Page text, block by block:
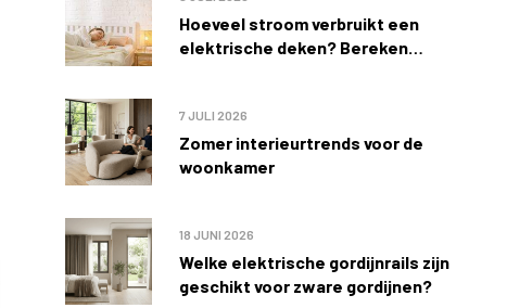
Hoeveel stroom verbruikt een
elektrische deken? Bereken
Zomer interieurtrends voor de
woonkamer
7 JULI 2026
Welke elektrische gordijnrails zijn
geschikt voor zware gordijnen?
18 JUNI 2026